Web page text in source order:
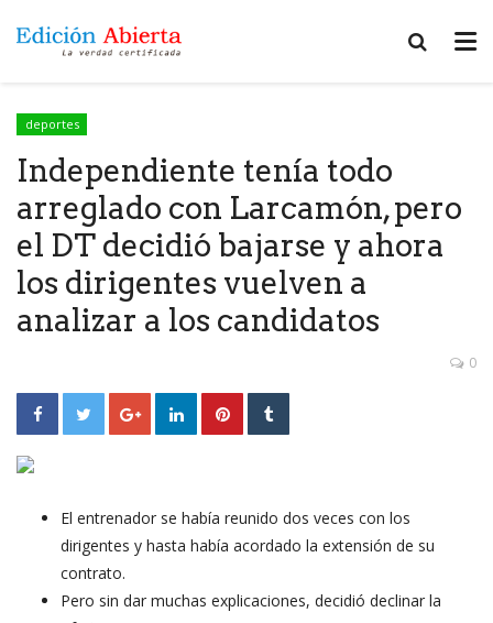
deportes
Independiente tenía todo
arreglado con Larcamón, pero
el DT decidió bajarse y ahora
los dirigentes vuelven a
analizar a los candidatos
0
El entrenador se había reunido dos veces con los
dirigentes y hasta había acordado la extensión de su
contrato.
Pero sin dar muchas explicaciones, decidió declinar la